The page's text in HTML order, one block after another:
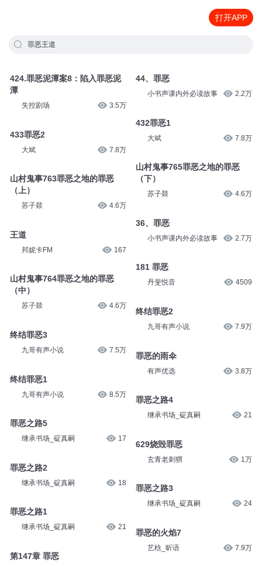
打开APP
罪恶王道
424.罪恶泥潭案8：陷入罪恶泥
潭
失控剧场 3.5万
433罪恶2
大斌 7.8万
山村鬼事763罪恶之地的罪恶
（上）
苏子燚 4.6万
王道
邦妮卡FM 167
山村鬼事764罪恶之地的罪恶
（中）
苏子燚 4.6万
终结罪恶3
九哥有声小说 7.5万
终结罪恶1
九哥有声小说 8.5万
罪恶之路5
继承书场_碇真嗣 17
罪恶之路2
继承书场_碇真嗣 18
罪恶之路1
继承书场_碇真嗣 21
第147章 罪恶
44、罪恶
小书声课内外必读故事 2.2万
432罪恶1
大斌 7.8万
山村鬼事765罪恶之地的罪恶
（下）
苏子燚 4.6万
36、罪恶
小书声课内外必读故事 2.7万
181 罪恶
丹斐悦音 4509
终结罪恶2
九哥有声小说 7.9万
罪恶的雨伞
有声优选 3.8万
罪恶之路4
继承书场_碇真嗣 21
629烧毁罪恶
玄青老刺猬 1万
罪恶之路3
继承书场_碇真嗣 24
罪恶的火焰7
艺梒_昕语 7.9万